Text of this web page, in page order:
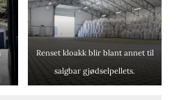
Renset kloakk blir blant annet til
salgbar gjødselpellets.